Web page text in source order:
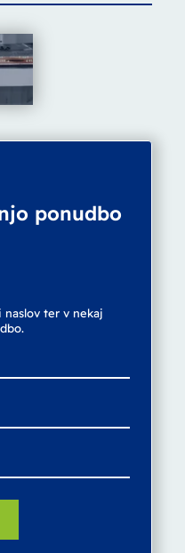
ponudbo
ter v nekaj